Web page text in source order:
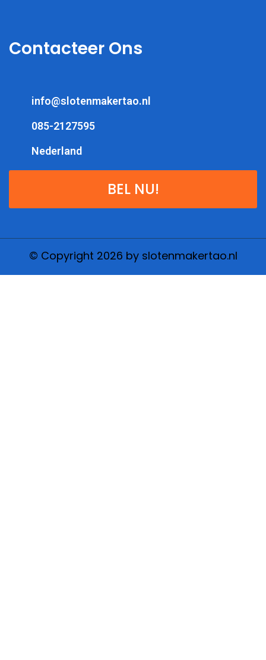
Contacteer Ons
info@slotenmakertao.nl
085-2127595
Nederland
BEL NU!
© Copyright 2026 by slotenmakertao.nl